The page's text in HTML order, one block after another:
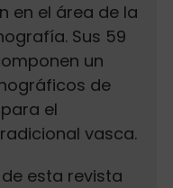
en el área de la
Sus 59
un
de
el
vasca.
esta revista